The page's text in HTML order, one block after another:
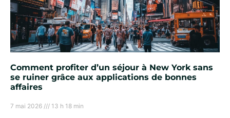
Comment profiter d’un séjour à New York sans
se ruiner grâce aux applications de bonnes
affaires
7 mai 2026 13 h 18 min